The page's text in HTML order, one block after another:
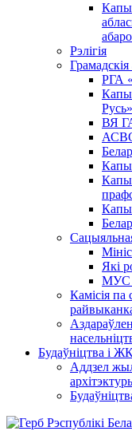
Рэлігія
Грамадскія
РГА
Русь»
ВЯ
Які
МУС
Камісія па
Будаўніцтва і
Аддзел